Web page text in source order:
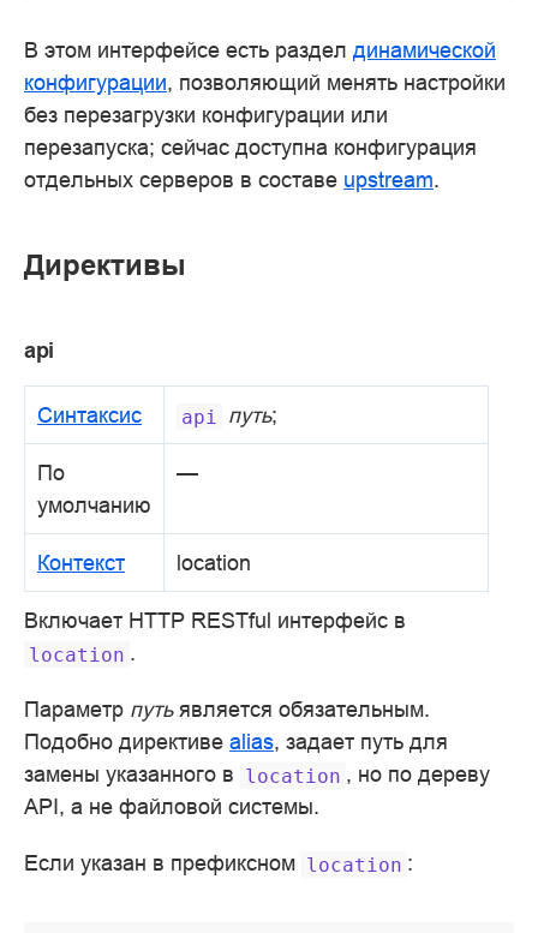
В этом интерфейсе есть раздел динамической
конфигурации, позволяющий менять настройки
без перезагрузки конфигурации или
перезапуска; сейчас доступна конфигурация
отдельных серверов в составе upstream.
Директивы
api
Синтаксис api путь;
По
умолчанию
—
Контекст location
Включает HTTP RESTful интерфейс в
location .
Параметр путьявляется обязательным.
Подобно директиве alias, задает путь для
замены указанного в location , но по дереву
API, а не файловой системы.
Если указан в префиксном location :